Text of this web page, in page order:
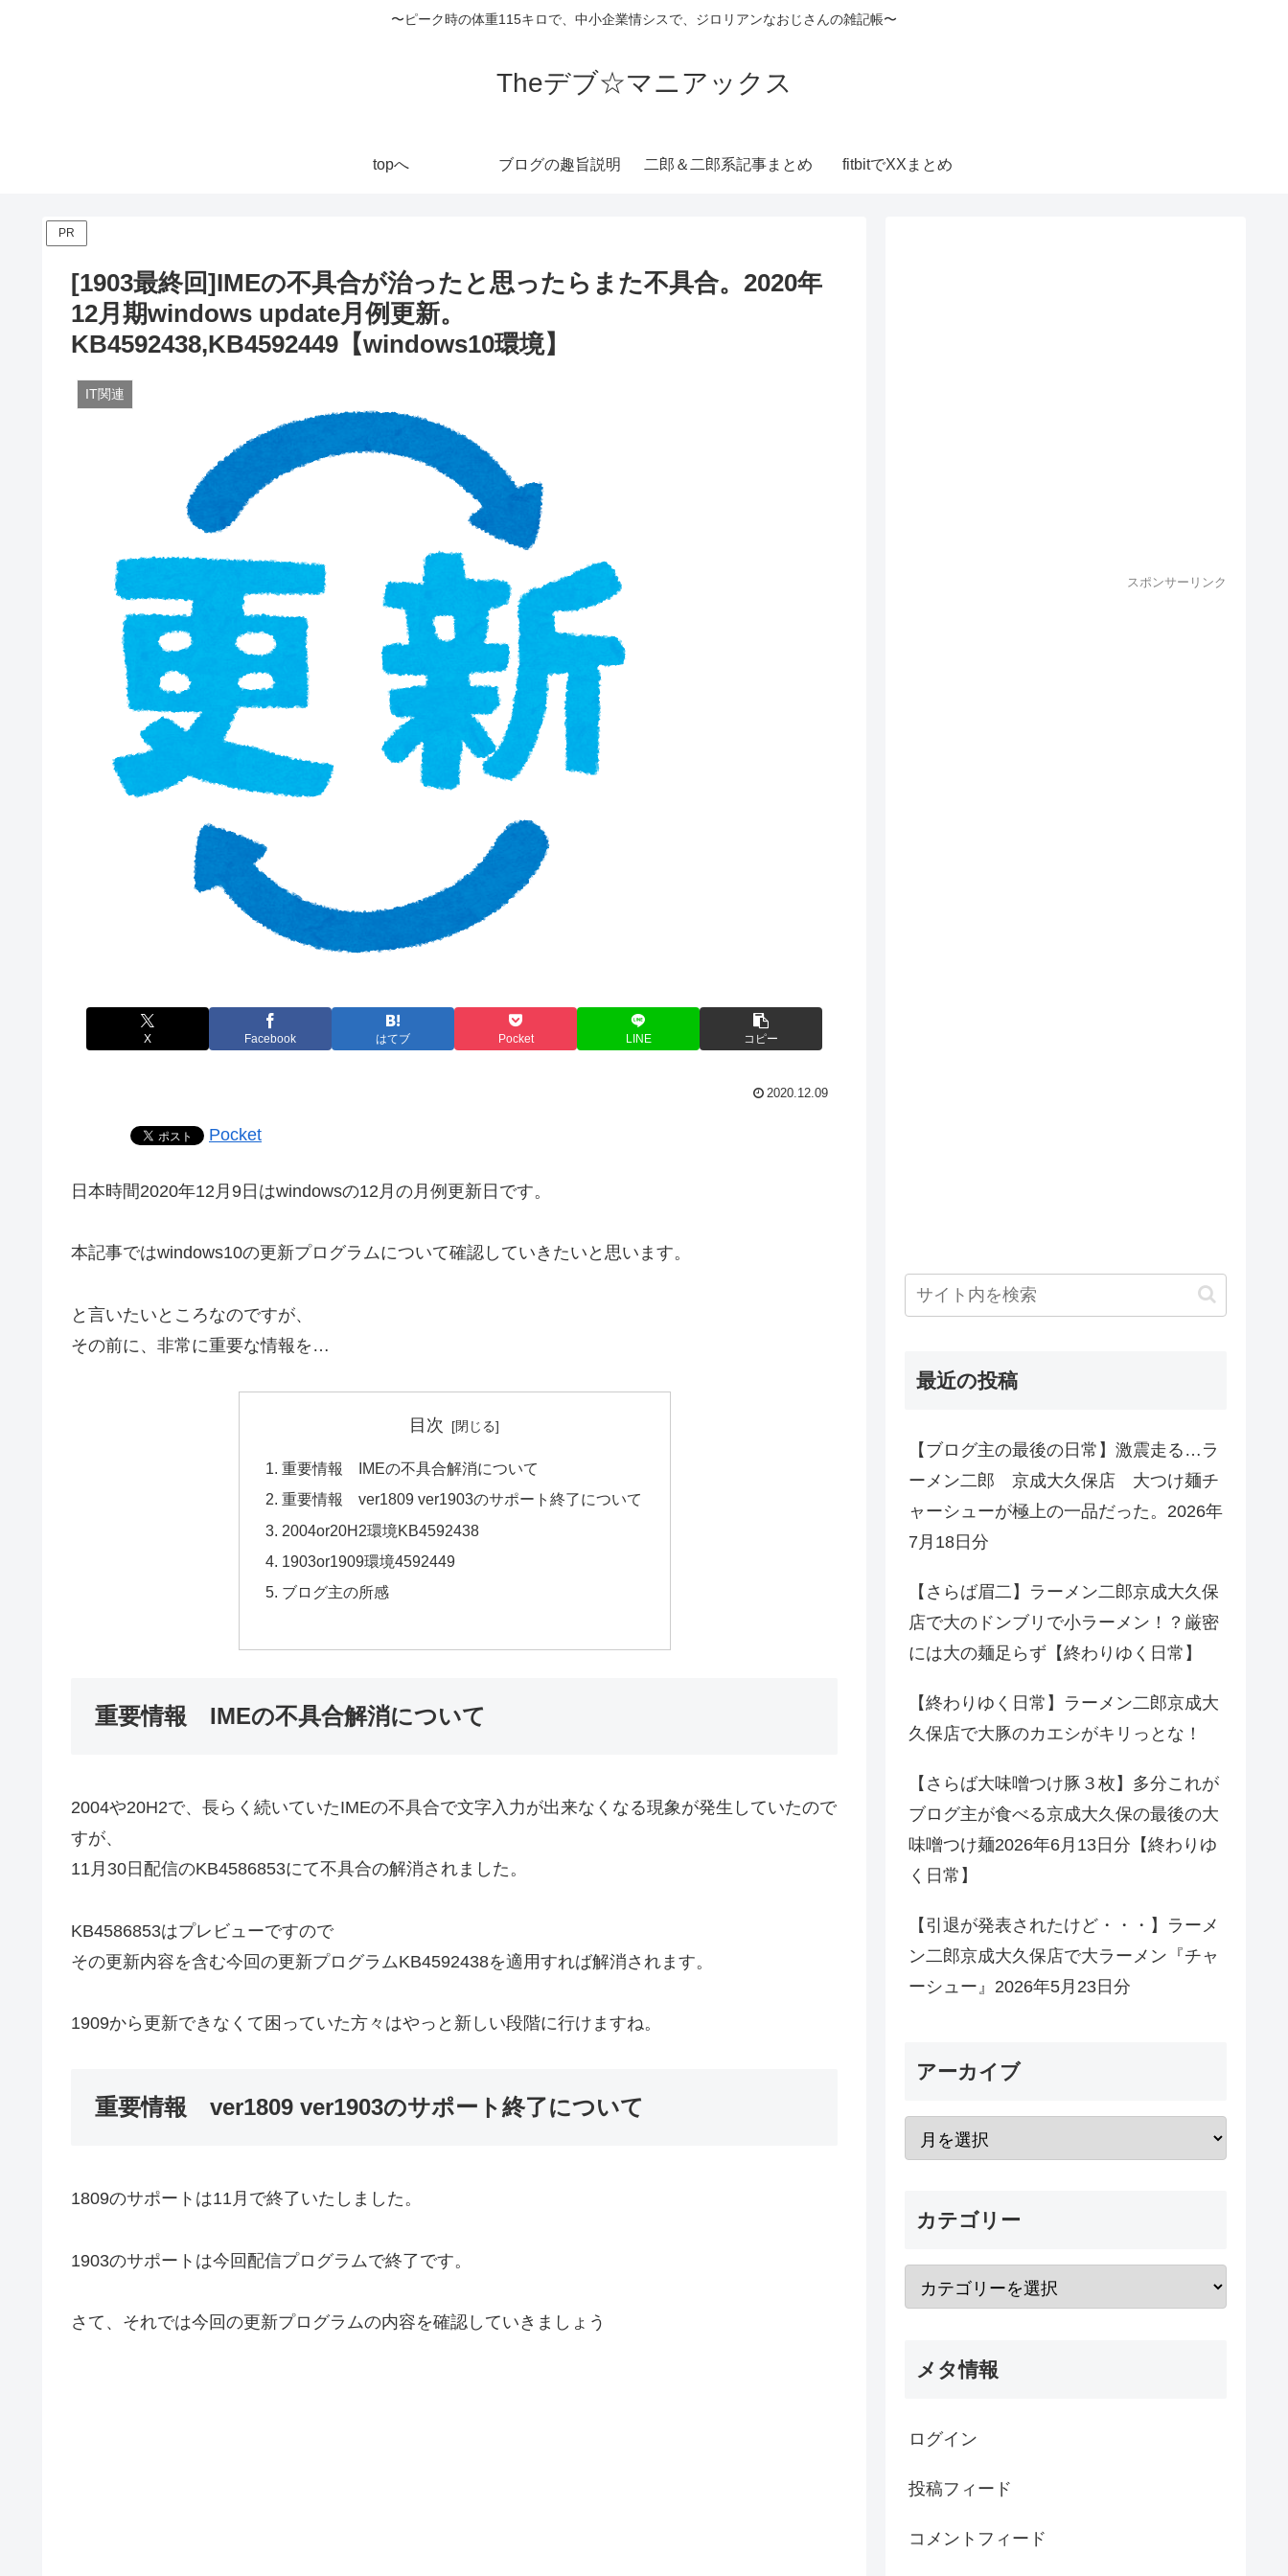
〜ピーク時の体重115キロで、中小企業情シスで、ジロリアンなおじさんの雑記帳〜
Theデブ☆マニアックス
topへ ブログの趣旨説明 二郎＆二郎系記事まとめ fitbitでXXまとめ
PR
[1903最終回]IMEの不具合が治ったと思ったらまた不具合。2020年
12月期windows update月例更新。
KB4592438,KB4592449【windows10環境】
IT関連
X Facebook はてブ Pocket LINE コピー
2020.12.09
Pocket
日本時間2020年12月9日はwindowsの12月の月例更新日です。
本記事ではwindows10の更新プログラムについて確認していきたいと思います。
と言いたいところなのですが、
その前に、非常に重要な情報を…
目次
重要情報 IMEの不具合解消について
重要情報 ver1809 ver1903のサポート終了について
2004or20H2環境KB4592438
1903or1909環境4592449
ブログ主の所感
重要情報 IMEの不具合解消について
2004や20H2で、長らく続いていたIMEの不具合で文字入力が出来なくなる現象が発生していたので
すが、
11月30日配信のKB4586853にて不具合の解消されました。
KB4586853はプレビューですので
その更新内容を含む今回の更新プログラムKB4592438を適用すれば解消されます。
1909から更新できなくて困っていた方々はやっと新しい段階に行けますね。
重要情報 ver1809 ver1903のサポート終了について
1809のサポートは11月で終了いたしました。
1903のサポートは今回配信プログラムで終了です。
さて、それでは今回の更新プログラムの内容を確認していきましょう
スポンサーリンク
最近の投稿
【ブログ主の最後の日常】激震走る…ラ
ーメン二郎 京成大久保店 大つけ麺チ
ャーシューが極上の一品だった。2026年
7月18日分
【さらば眉二】ラーメン二郎京成大久保
店で大のドンブリで小ラーメン！？厳密
には大の麺足らず【終わりゆく日常】
【終わりゆく日常】ラーメン二郎京成大
久保店で大豚のカエシがキリっとな！
【さらば大味噌つけ豚３枚】多分これが
ブログ主が食べる京成大久保の最後の大
味噌つけ麺2026年6月13日分【終わりゆ
く日常】
【引退が発表されたけど・・・】ラーメ
ン二郎京成大久保店で大ラーメン『チャ
ーシュー』2026年5月23日分
アーカイブ
カテゴリー
メタ情報
ログイン
投稿フィード
コメントフィード